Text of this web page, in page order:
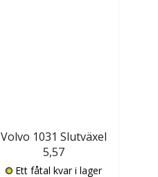
Volvo 1031 Slutväxel
5,57
Ett fåtal kvar i lager